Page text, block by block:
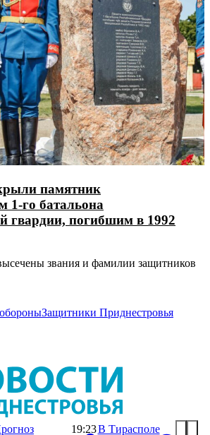
памятник
1-го батальона
гвардии, погибшим в 1992
звания и фамилии защитников
Защитники Приднестровья
19:23В Тирасполе